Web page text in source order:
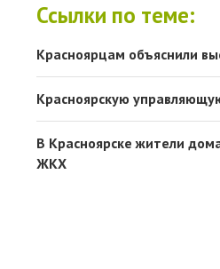
Ссылки по теме:
Красноярцам объяснили
Красноярскую
В Красноярске жители
ЖКХ